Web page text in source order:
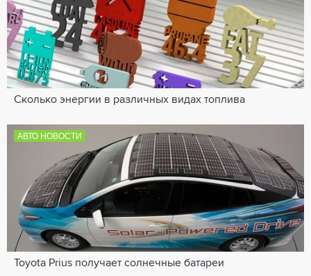
Сколько энергии в различных видах топлива
АВТО НОВОСТИ
Toyota Prius получает солнечные батареи